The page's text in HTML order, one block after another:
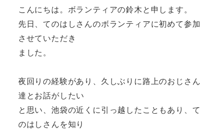
こんにちは。ボランティアの鈴木と申します。
先日、てのはしさんのボランティアに初めて参加
させていただき
ました。
夜回りの経験があり、久しぶりに路上のおじさん
達とお話がしたい
と思い、 池袋の近くに引っ越したこともあり、て
のはしさんを知り